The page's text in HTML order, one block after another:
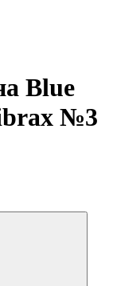
Blue
№3